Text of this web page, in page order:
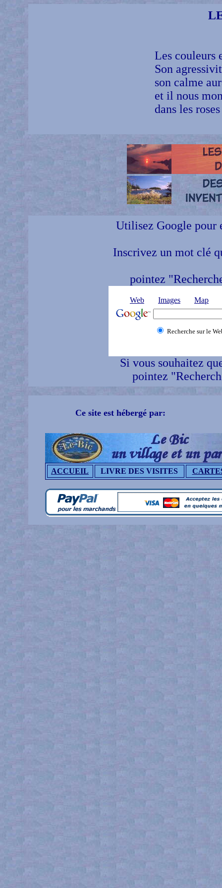
Les couleurs
Son
son calme
et il nous
dans les
Utilisez Google pour
Inscrivez un mot clé
pointez
Web Images Map
Recherche sur le
Si vous souhaitez
pointez
Ce site est hébergé par:
ACCUEIL LIVRE DES VISITES